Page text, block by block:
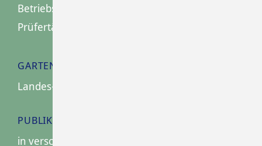
Betriebsschulungen
Prüfertätigkeit
GARTENSCHAU
Landes- und Bundesgartenschau
PUBLIKATIONEN
in verschiedenen Fachzeitschriften